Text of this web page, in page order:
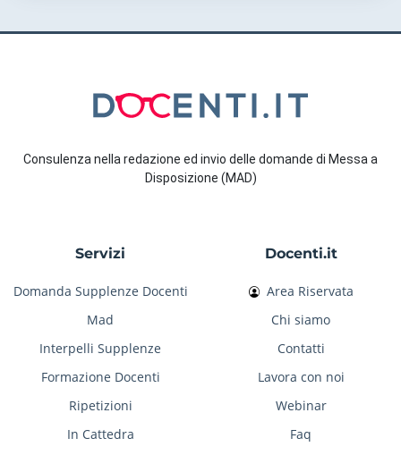
Consulenza nella redazione ed invio delle domande di Messa a
Disposizione (MAD)
Servizi
Domanda Supplenze Docenti
Mad
Interpelli Supplenze
Formazione Docenti
Ripetizioni
In Cattedra
Docenti.it
Area Riservata
Chi siamo
Contatti
Lavora con noi
Webinar
Faq